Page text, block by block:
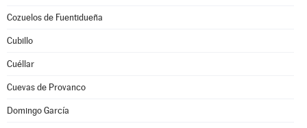
Cozuelos de Fuentidueña
Cubillo
Cuéllar
Cuevas de Provanco
Domingo García